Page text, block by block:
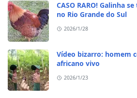
CASO RARO! Galinha
no Rio Grande do Sul
2026/1/28
Vídeo bizarro: homem
africano vivo
2026/1/23